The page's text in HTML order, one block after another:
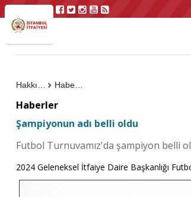
Haberler
Haberler
Şampiyonun adı belli oldu
Futbol Turnuvamız'da şampiyon belli
2024 Geleneksel İtfaiye Daire Başkanlığı